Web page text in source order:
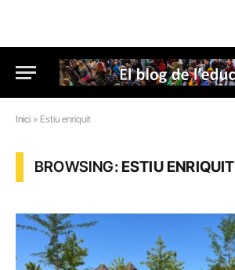
Inici » Estiu enriquit
BROWSING:ESTIU ENRIQUIT